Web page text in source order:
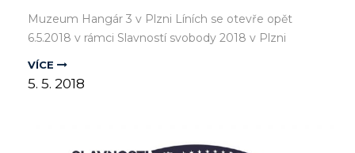
Muzeum Hangár 3 v Plzni Líních se otevře opět
6.5.2018 v rámci Slavností svobody 2018 v Plzni
VÍCE
5. 5. 2018